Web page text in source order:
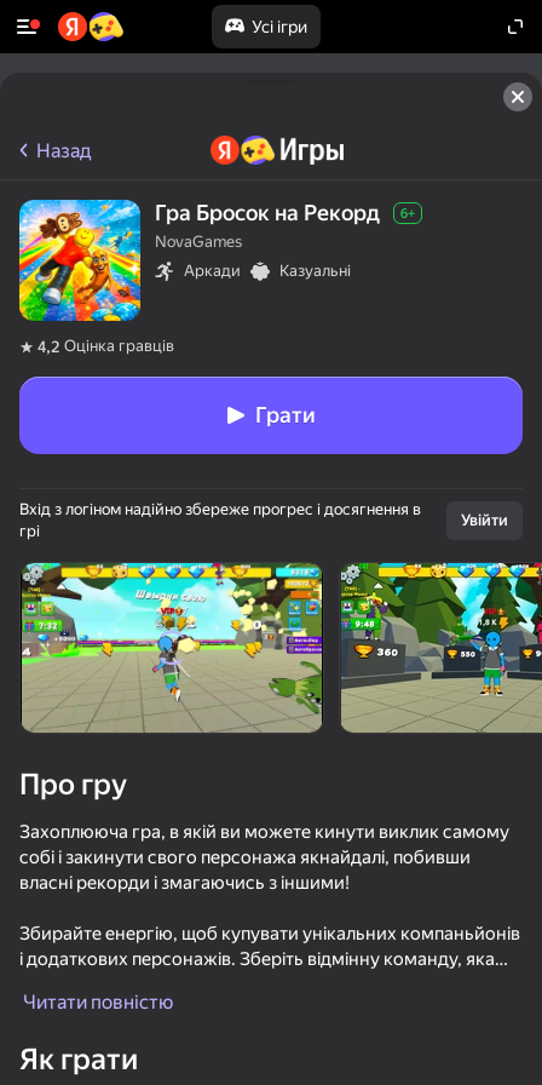
Усі ігри
Поверніть пристрій
Гра працює тільки в горизонтальній
орієнтації
Bubble Magic Forest
Назад
Гра Бросок на Рекорд 6+
NovaGames
Аркади
Казуальні
4,2 Оцінка гравців
Грати
Вхід з логіном надійно збереже прогрес і досягнення в
грі
Увійти
Про гру
Захоплююча гра, в якій ви можете кинути виклик самому
собі і закинути свого персонажа якнайдалі, побивши
власні рекорди і змагаючись з іншими!
Збирайте енергію, щоб купувати унікальних компаньйонів
і додаткових персонажів. Зберіть відмінну команду, яка
насолоджуйтеся безтурботним і приємним ігровим
Читати повністю
Як грати